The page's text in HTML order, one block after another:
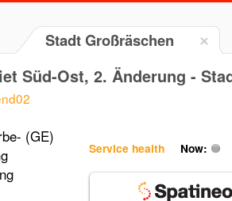
Stadt Großräschen
Süd-Ost, 2. Änderung -
Service health Now:
(GE)